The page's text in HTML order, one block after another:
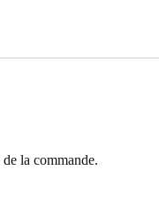
la commande.